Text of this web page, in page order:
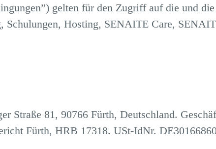
gelten für den Zugriff auf die und
Schulungen, Hosting, SENAITE Care,
Straße 81, 90766 Fürth, Deutschland.
Fürth, HRB 17318. USt-IdNr.